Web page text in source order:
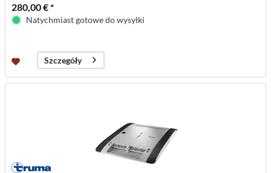
280,00 € *
Natychmiast gotowe do wysyłki
Szczegóły